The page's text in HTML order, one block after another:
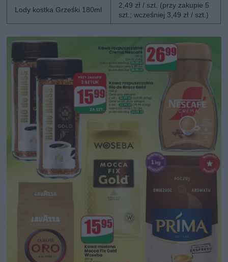
Lody kostka Grześki 180ml
2,49 zł / szt. (przy zakupie 5
szt.; wcześniej 3,49 zł / szt.)